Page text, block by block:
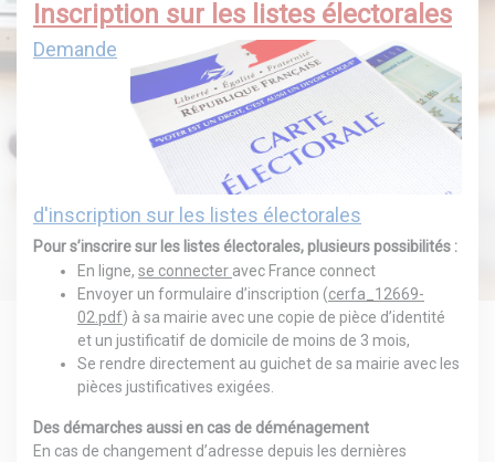
Inscription sur les listes électorales
Demande
d'inscription sur les listes électorales
Pour s’inscrire sur les listes électorales, plusieurs possibilités :
En ligne, se connecter avec France connect
Envoyer un formulaire d’inscription (cerfa_12669-
02.pdf) à sa mairie avec une copie de pièce d’identité
et un justificatif de domicile de moins de 3 mois,
Se rendre directement au guichet de sa mairie avec les
pièces justificatives exigées.
Des démarches aussi en cas de déménagement
En cas de changement d’adresse depuis les dernières